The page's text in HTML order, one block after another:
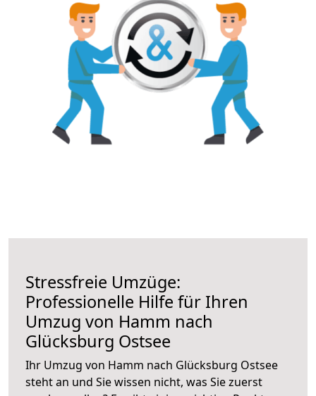
Stressfreie Umzüge:
Professionelle Hilfe für Ihren
Umzug von Hamm nach
Glücksburg Ostsee
Ihr Umzug von Hamm nach Glücksburg Ostsee
steht an und Sie wissen nicht, was Sie zuerst